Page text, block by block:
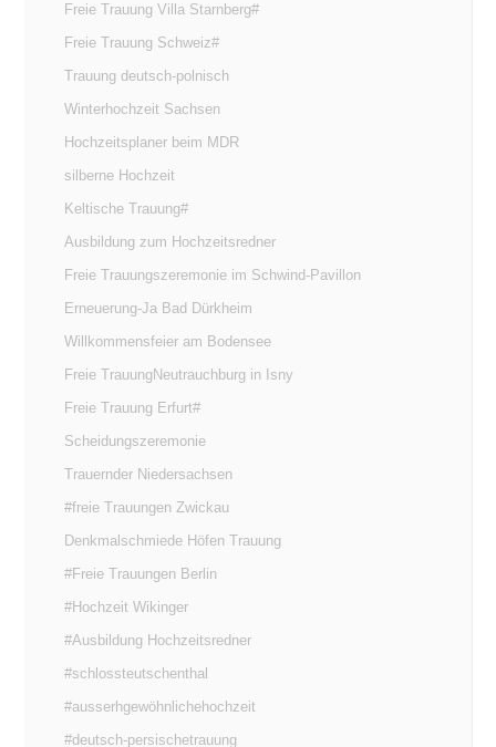
Freie Trauung Villa Starnberg#
Freie Trauung Schweiz#
Trauung deutsch-polnisch
Winterhochzeit Sachsen
Hochzeitsplaner beim MDR
silberne Hochzeit
Keltische Trauung#
Ausbildung zum Hochzeitsredner
Freie Trauungszeremonie im Schwind-Pavillon
Erneuerung-Ja Bad Dürkheim
Willkommensfeier am Bodensee
Freie TrauungNeutrauchburg in Isny
Freie Trauung Erfurt#
Scheidungszeremonie
Trauernder Niedersachsen
#freie Trauungen Zwickau
Denkmalschmiede Höfen Trauung
#Freie Trauungen Berlin
#Hochzeit Wikinger
#Ausbildung Hochzeitsredner
#schlossteutschenthal
#ausserhgewöhnlichehochzeit
#deutsch-persischetrauung